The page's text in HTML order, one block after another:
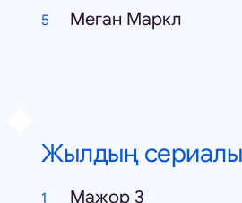
Меган Маркл
Жылдың
Мажор 3